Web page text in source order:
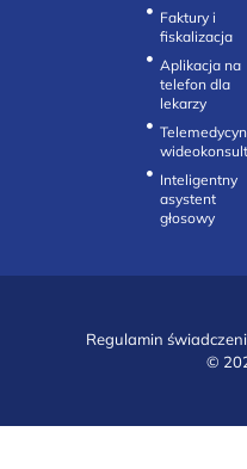
Faktury i
fiskalizacja
Aplikacja na
telefon dla
lekarzy
Inteligentny
asystent
głosowy
Regulamin
©